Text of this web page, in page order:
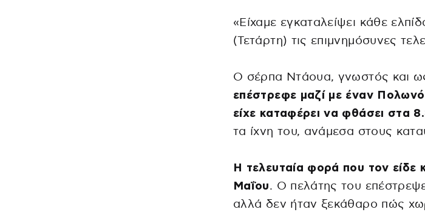
«Είχαμε εγκαταλείψει κάθε
(Τετάρτη) τις επιμνημόσυνες
Ο σέρπα Ντάουα, γνωστός και
επέστρεφε μαζί με έναν
είχε καταφέρει να φθάσει στα
τα ίχνη του, ανάμεσα στους
Η τελευταία φορά που τον είδε
Μαΐου. Ο πελάτης του
αλλά δεν ήταν ξεκάθαρο πώς